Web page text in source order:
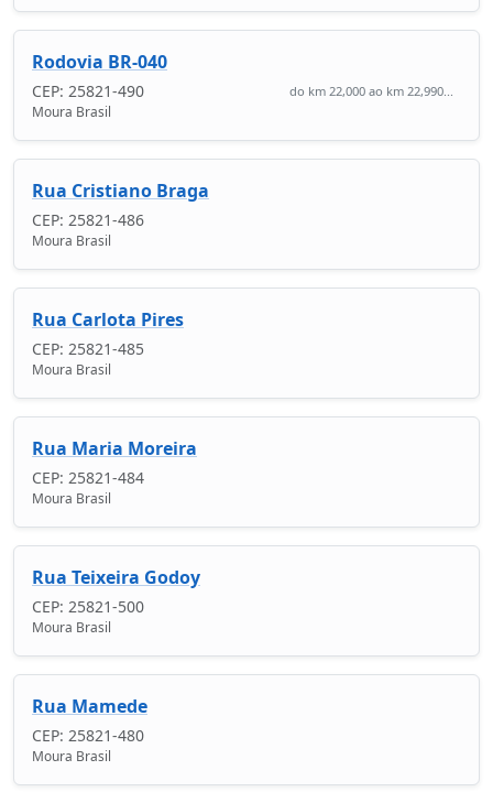
Rodovia BR-040
CEP: 25821-490 do km 22,000 ao km 22,990...
Moura Brasil
Rua Cristiano Braga
CEP: 25821-486
Moura Brasil
Rua Carlota Pires
CEP: 25821-485
Moura Brasil
Rua Maria Moreira
CEP: 25821-484
Moura Brasil
Rua Teixeira Godoy
CEP: 25821-500
Moura Brasil
Rua Mamede
CEP: 25821-480
Moura Brasil